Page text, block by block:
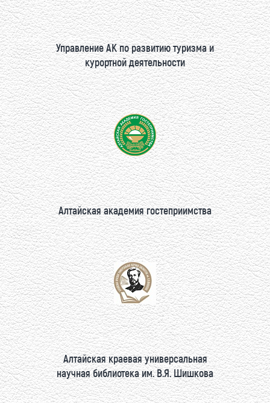
Управление АК по развитию туризма и
курортной деятельности
Алтайская академия гостеприимства
Алтайская краевая универсальная
научная библиотека им. В.Я. Шишкова